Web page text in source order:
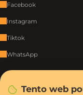
Tento web
Facebook
Instagram
Tiktok
WhatsApp
Rýchla a bezpečná platba